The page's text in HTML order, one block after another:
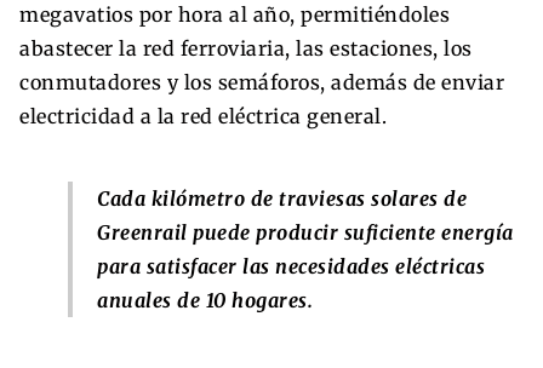
megavatios por hora al año, permitiéndoles
abastecer la red ferroviaria, las estaciones, los
conmutadores y los semáforos, además de enviar
electricidad a la red eléctrica general.
Cada kilómetro de traviesas solares de
Greenrail puede producir suficiente energía
para satisfacer las necesidades eléctricas
anuales de 10 hogares.